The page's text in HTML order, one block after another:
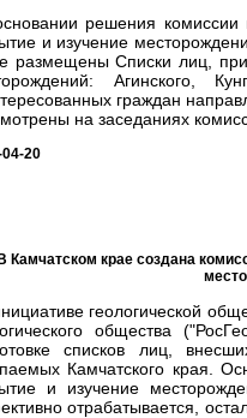
решения комиссии
и изучение
размещены Списки лиц,
Агинского,
граждан
на заседаниях
20
В Камчатском крае создана
геологической
общества
списков лиц,
Камчатского края.
и изучение
отрабатывается,